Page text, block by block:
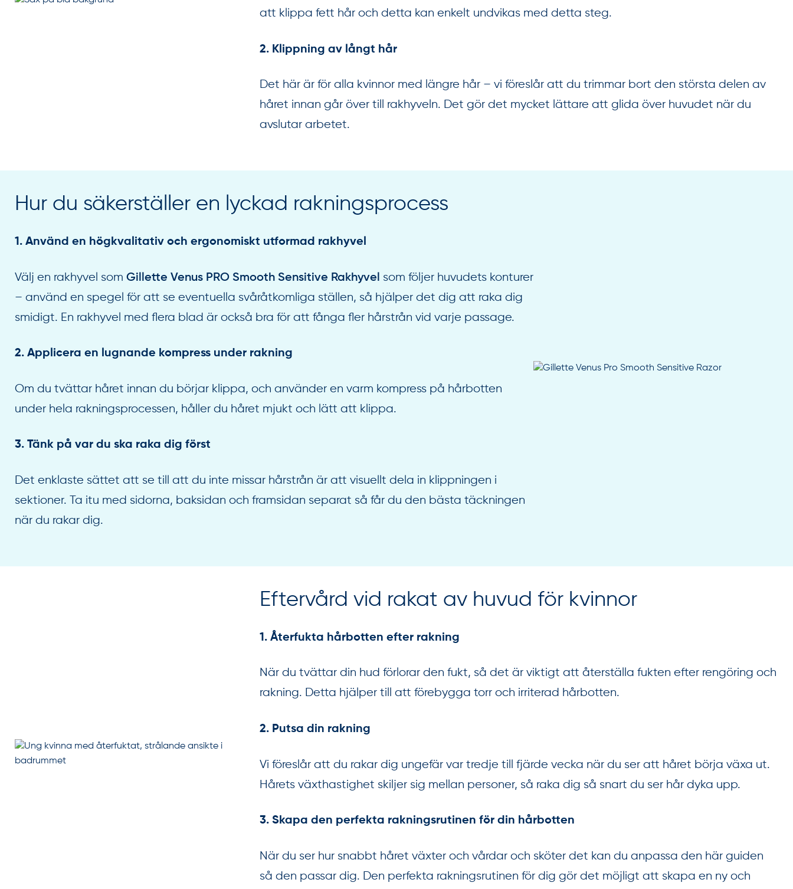
att klippa fett hår och detta kan enkelt undvikas med detta steg.
2. Klippning av långt hår
Det här är för alla kvinnor med längre hår – vi föreslår att du trimmar bort den största delen av
håret innan går över till rakhyveln. Det gör det mycket lättare att glida över huvudet när du
avslutar arbetet.
Hur du säkerställer en lyckad rakningsprocess
1. Använd en högkvalitativ och ergonomiskt utformad rakhyvel
Välj en rakhyvel som Gillette Venus PRO Smooth Sensitive Rakhyvel som följer huvudets konturer
– använd en spegel för att se eventuella svåråtkomliga ställen, så hjälper det dig att raka dig
smidigt. En rakhyvel med flera blad är också bra för att fånga fler hårstrån vid varje passage.
2. Applicera en lugnande kompress under rakning
Om du tvättar håret innan du börjar klippa, och använder en varm kompress på hårbotten
under hela rakningsprocessen, håller du håret mjukt och lätt att klippa.
3. Tänk på var du ska raka dig först
Det enklaste sättet att se till att du inte missar hårstrån är att visuellt dela in klippningen i
sektioner. Ta itu med sidorna, baksidan och framsidan separat så får du den bästa täckningen
när du rakar dig.
Eftervård vid rakat av huvud för kvinnor
1. Återfukta hårbotten efter rakning
När du tvättar din hud förlorar den fukt, så det är viktigt att återställa fukten efter rengöring och
rakning. Detta hjälper till att förebygga torr och irriterad hårbotten.
2. Putsa din rakning
Vi föreslår att du rakar dig ungefär var tredje till fjärde vecka när du ser att håret börja växa ut.
Hårets växthastighet skiljer sig mellan personer, så raka dig så snart du ser hår dyka upp.
3. Skapa den perfekta rakningsrutinen för din hårbotten
När du ser hur snabbt håret växter och vårdar och sköter det kan du anpassa den här guiden
så den passar dig. Den perfekta rakningsrutinen för dig gör det möjligt att skapa en ny och